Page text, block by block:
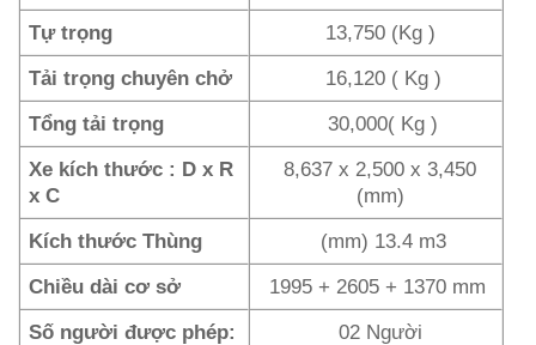
Tự trọng
13,750 (Kg )
Tải trọng chuyên chở
16,120 ( Kg )
Tổng tải trọng
30,000( Kg )
Xe kích thước : D x R
x C
8,637 x 2,500 x 3,450
(mm)
Kích thước Thùng
(mm) 13.4 m3
Chiều dài cơ sở
1995 + 2605 + 1370 mm
Số người được phép:
02 Người